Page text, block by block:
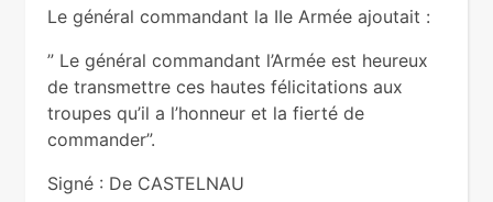
Le général commandant la IIe Armée ajoutait :
” Le général commandant l’Armée est heureux
de transmettre ces hautes félicitations aux
troupes qu’il a l’honneur et la fierté de
commander”.
Signé : De CASTELNAU